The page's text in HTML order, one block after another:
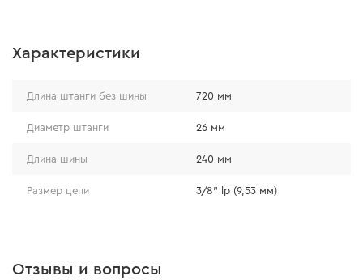
ветки на значительной высоте. С ее помощью можно
обработать даже труднодоступные места в саду,
садовые деревья.
Характеристики
Длина штанги без шины 720 мм
Диаметр штанги 26 мм
Длина шины 240 мм
Размер цепи 3/8" lp (9,53 мм)
Отзывы и вопросы